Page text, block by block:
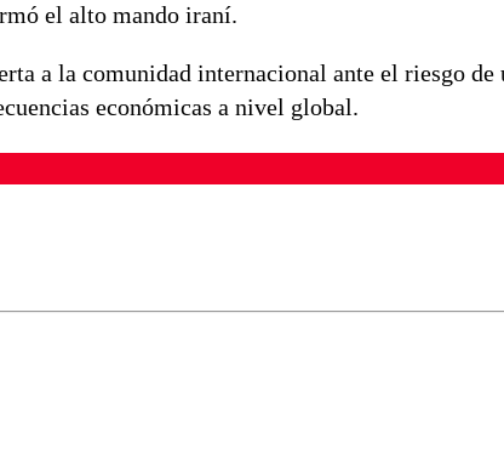
el alto mando iraní.
a la comunidad internacional ante el riesgo
económicas a nivel global.